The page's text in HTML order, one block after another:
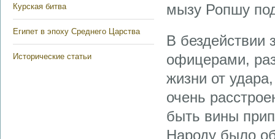
Курская битва
Египет в эпоху Среднего Царства
Исторические статьи
мызу Ропшу
В бездействии
офицерами,
жизни от
очень
быть вины
Народу было